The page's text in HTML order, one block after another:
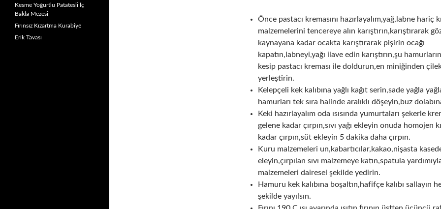
Önce pastacı kremasını hazırlayalım,yağ,labne hariç
malzemelerini tencereye alın karıştırın,karıştırarak
kaynayana kadar ocakta karıştırarak pişirin ocağı
kapatın,labneyi,yağı ilave edin karıştırın,şu
kesip pastacı kreması ile doldurun,en miniğinden
yerleştirin.
Kelepçeli kek kalıbına yağlı kağıt serin,sade yağla
hamurları tek sıra halinde aralıklı döşeyin,buz
Keki hazırlayalım oda ısısında yumurtaları şekerle
gelene kadar çırpın,sıvı yağı ekleyin onuda homojen
kadar çırpın,süt ekleyin 5 dakika daha çırpın.
Kuru malzemeleri un,kabartıcılar,kakao,nişasta
eleyin,çırpılan sıvı malzemeye katın,spatula
malzemeleri dairesel şekilde yedirin.
Hamuru kek kalıbına boşaltın,hafifçe kalıbı sallayın
şekilde yayılsın.
Kesme Yoğurtlu Patatesli İç
Bakla Mezesi
Fırınsız Kızartma Kurabiye
Erik Tavası